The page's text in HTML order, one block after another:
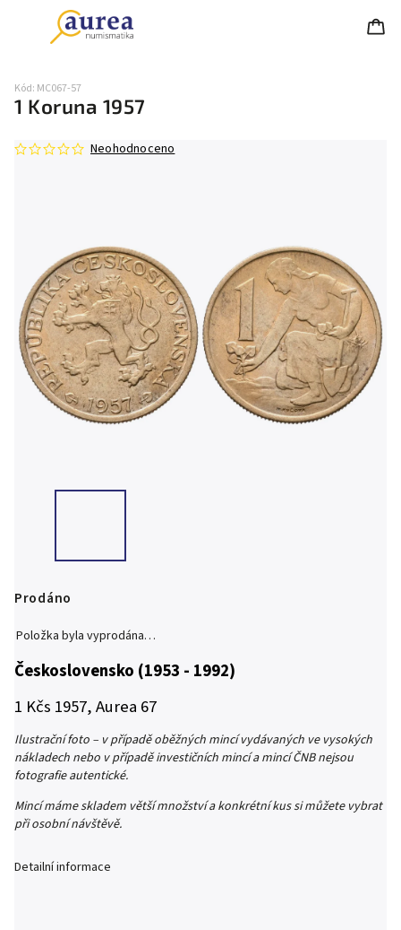
1 Koruna 1957
Kód: MC067-57
Neohodnoceno
Prodáno
Položka byla vyprodána…
Československo (1953 - 1992)
1 Kčs 1957, Aurea 67
Ilustrační foto – v případě oběžných mincí vydávaných ve vysokých
nákladech nebo v případě investičních mincí a mincí ČNB nejsou
fotografie autentické.
Mincí máme skladem větší množství a konkrétní kus si můžete vybrat
při osobní návštěvě.
Detailní informace